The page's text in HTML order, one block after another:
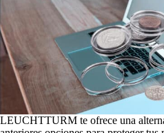
LEUCHTTURM te ofrece una